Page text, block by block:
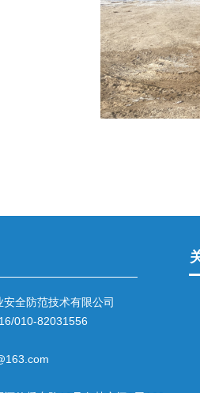
全防范技术有限公司
010-82031556